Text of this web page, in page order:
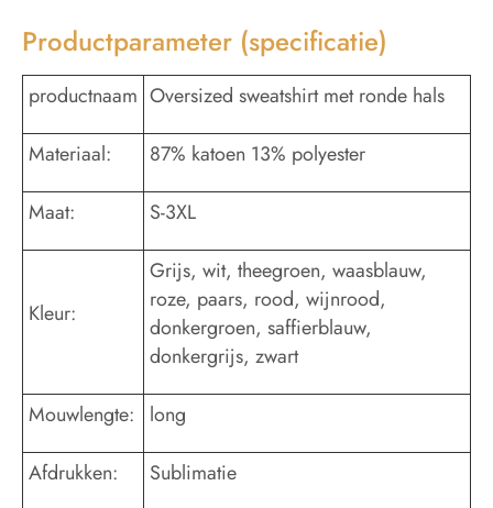
Productparameter (specificatie)
productnaam Oversized sweatshirt met ronde hals
Materiaal: 87% katoen 13% polyester
Maat: S-3XL
Kleur:
Grijs, wit, theegroen, waasblauw,
roze, paars, rood, wijnrood,
donkergroen, saffierblauw,
donkergrijs, zwart
Mouwlengte: long
Afdrukken: Sublimatie